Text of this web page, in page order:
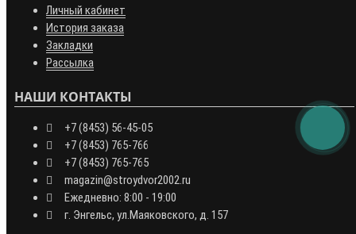
Личный кабинет
История заказа
Закладки
Рассылка
НАШИ КОНТАКТЫ
+7 (8453) 56-45-05
+7 (8453) 765-766
+7 (8453) 765-765
magazin@stroydvor2002.ru
Ежедневно: 8:00 - 19:00
г. Энгельс, ул.Маяковского, д. 157